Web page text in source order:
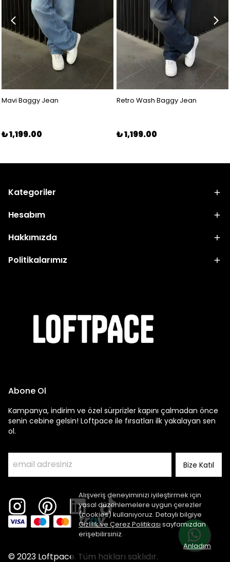
Alışveriş deneyiminizi iyileştirmek için
yasal düzenlemelere uygun çerezler
(cookies) kullanıyoruz. Detaylı bilgiye
Gizlilik ve Çerez Politikası sayfamızdan
erişebilirsiniz.
Anladım
Mavi Baggy Jean
₺ 1,199.00
Retro Wash Baggy Jean
₺ 1,199.00
Kategoriler
Hesabım
Hakkımızda
Politikalarımız
Abone Ol
Kampanya, indirim ve özel sürprizler kapını çalmadan önce
senin cebine gelsin! Loftpace ile fırsatları ilk yakalayan sen
ol.
Bize Katıl
© 2023 Loftpace. Tüm hakları saklıdır.